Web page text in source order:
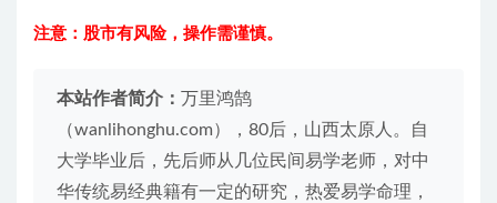
注意：股市有风险，操作需谨慎。
本站作者简介： 万里鸿鹄
（wanlihonghu.com），80后，山西太原人。自
大学毕业后，先后师从几位民间易学老师，对中
华传统易经典籍有一定的研究，热爱易学命理，